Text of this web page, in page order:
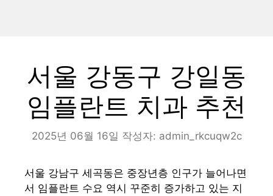
서울 강동구 강일동
임플란트 치과 추천
2025년 06월 16일 작성자: admin_rkcuqw2c
서울 강남구 세곡동은 중장년층 인구가 늘어나면
서 임플란트 수요 역시 꾸준히 증가하고 있는 지